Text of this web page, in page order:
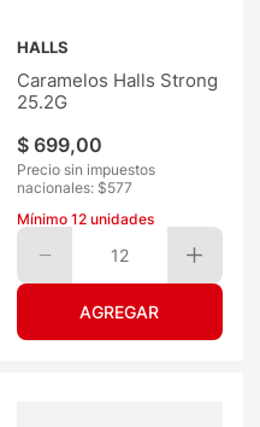
HALLS
Caramelos Halls Strong
25.2G
$ 699,00
Precio sin impuestos
nacionales: $577
Mínimo 12 unidades
12